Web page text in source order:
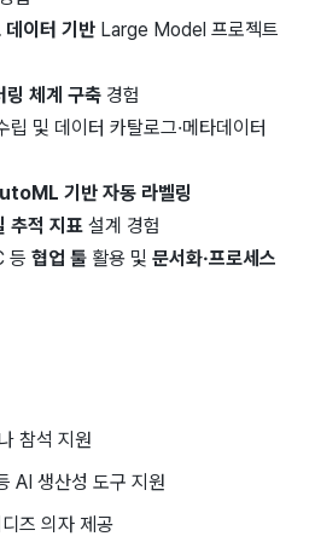
데이터 기반 Large Model 프로젝트
링 체계 구축 경험
립 및 데이터 카탈로그·메타데이터
기반 자동 라벨링
추적 지표 설계 경험
등 협업 툴 활용 및 문서화·프로세스
참석 지원
AI 생산성 도구 지원
즈 의자 제공